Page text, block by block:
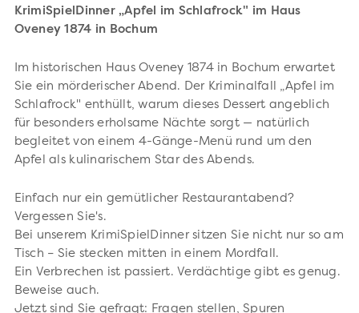
KrimiSpielDinner „Apfel im Schlafrock" im Haus
Oveney 1874 in Bochum
Im historischen Haus Oveney 1874 in Bochum erwartet
Sie ein mörderischer Abend. Der Kriminalfall „Apfel im
Schlafrock" enthüllt, warum dieses Dessert angeblich
für besonders erholsame Nächte sorgt — natürlich
begleitet von einem 4-Gänge-Menü rund um den
Apfel als kulinarischem Star des Abends.
Einfach nur ein gemütlicher Restaurantabend?
Vergessen Sie's.
Bei unserem KrimiSpielDinner sitzen Sie nicht nur so am
Tisch – Sie stecken mitten in einem Mordfall.
Ein Verbrechen ist passiert. Verdächtige gibt es genug.
Beweise auch.
Jetzt sind Sie gefragt: Fragen stellen, Spuren